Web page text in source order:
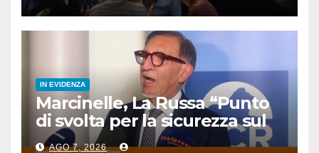
IN EVIDENZA
Marcinelle, La Russa “Punto
di svolta per la sicurezza sul
lavoro”
AGO 7, 2026